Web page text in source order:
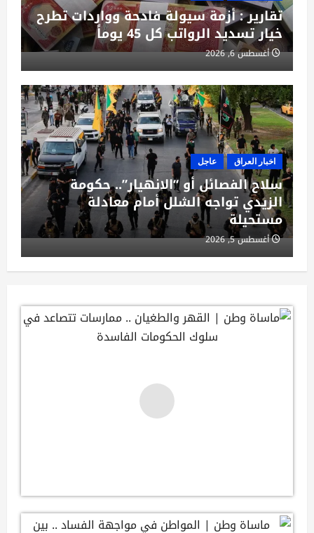
تقارير : أزمة سيولة فادحة وواردات تطرح
خيار تسديد الرواتب كل 45 يوماً
أغسطس 6, 2026
اخبار العراق عاجل
سلاح الفصائل أو “الانهيار”.. حكومة
الزيدي تواجه الشلل أمام معادلة
مستحيلة
أغسطس 5, 2026